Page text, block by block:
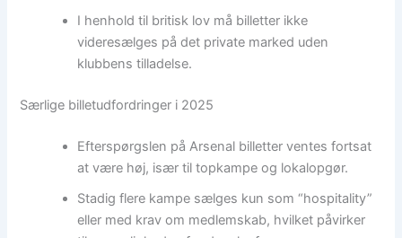
I henhold til britisk lov må billetter ikke
videresælges på det private marked uden
klubbens tilladelse.
Særlige billetudfordringer i 2025
Efterspørgslen på Arsenal billetter ventes fortsat
at være høj, især til topkampe og lokalopgør.
Stadig flere kampe sælges kun som “hospitality”
eller med krav om medlemskab, hvilket påvirker